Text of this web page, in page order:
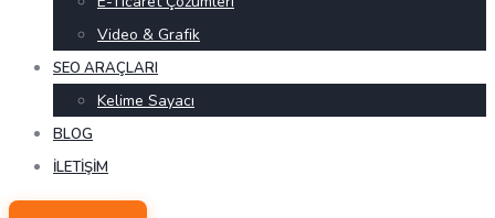
Video & Grafik
SEO ARAÇLARI
Kelime Sayacı
BLOG
İLETIŞIM